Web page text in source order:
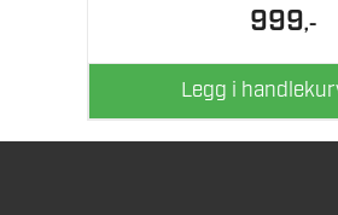
999,-
Legg i